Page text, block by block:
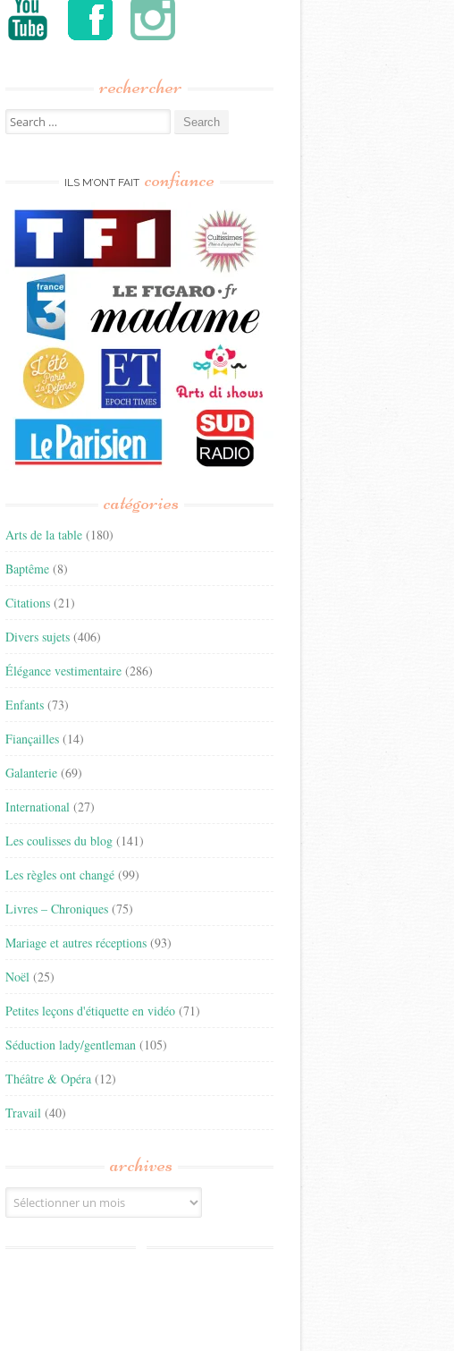
rechercher
Search
for:
ILS M’ONT FAIT confiance
catégories
Arts de la table (180)
Baptême (8)
Citations (21)
Divers sujets (406)
Élégance vestimentaire (286)
Enfants (73)
Fiançailles (14)
Galanterie (69)
International (27)
Les coulisses du blog (141)
Les règles ont changé (99)
Livres – Chroniques (75)
Mariage et autres réceptions (93)
Noël (25)
Petites leçons d'étiquette en vidéo (71)
Séduction lady/gentleman (105)
Théâtre & Opéra (12)
Travail (40)
archives
Archives